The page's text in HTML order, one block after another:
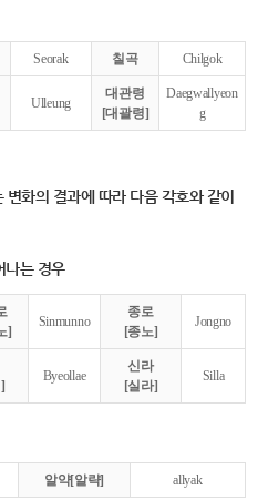
Seorak 칠곡 Chilgok
Ulleung
대관령
[대괄령]
Daegwallyeon
g
화의 결과에 따라 다음 각호와 같이
나는 경우
]
Sinmunno
종로
[종노]
Jongno
Byeollae
신라
[실라]
Silla
알약[알략] allyak